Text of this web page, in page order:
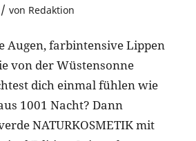
/ von Redaktion
Augen, farbintensive Lippen
von der Wüstensonne
dich einmal fühlen wie
1001 Nacht? Dann
NATURKOSMETIK mit